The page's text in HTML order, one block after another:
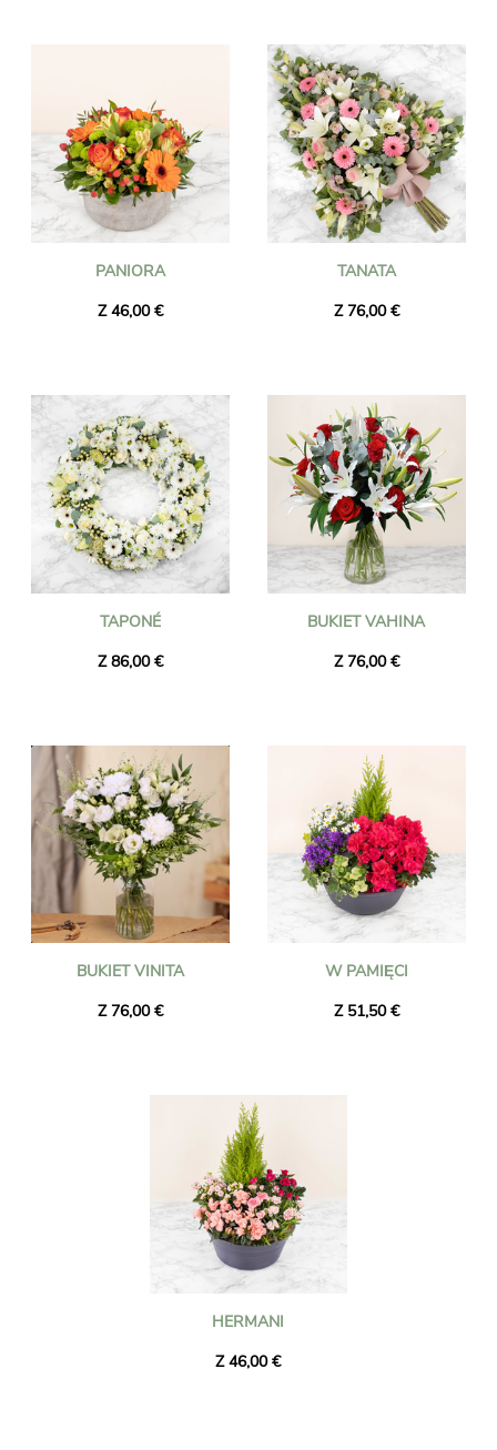
PANIORA
Z 46,00 €
TANATA
Z 76,00 €
TAPONÉ
Z 86,00 €
BUKIET VAHINA
Z 76,00 €
BUKIET VINITA
Z 76,00 €
W PAMIĘCI
Z 51,50 €
HERMANI
Z 46,00 €